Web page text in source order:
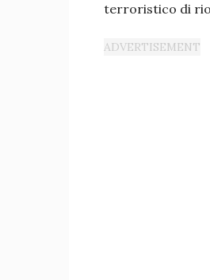
terroristico di